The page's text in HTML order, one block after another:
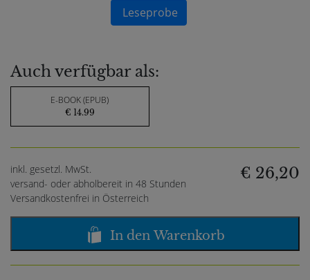
Leseprobe
Auch verfügbar als:
E-BOOK (EPUB)
€ 14.99
inkl. gesetzl. MwSt.
versand- oder abholbereit in 48 Stunden
Versandkostenfrei in Österreich
€ 26,20
In den Warenkorb